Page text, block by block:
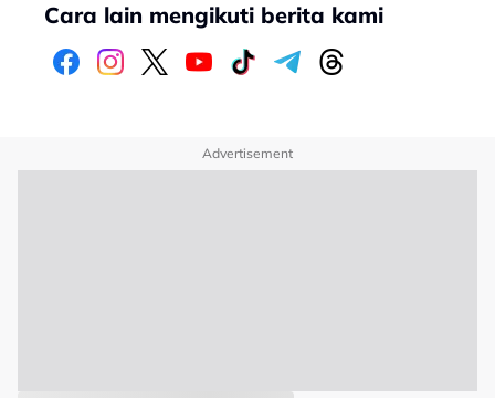
Cara lain mengikuti berita kami
Advertisement